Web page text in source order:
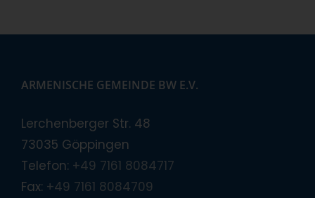
ARMENISCHE GEMEINDE BW E.V.
Lerchenberger Str. 48
73035 Göppingen
Telefon: +49 7161 8084717
Fax: +49 7161 8084709